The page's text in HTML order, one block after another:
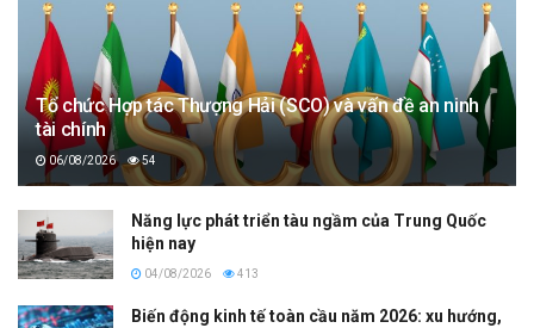
Tổ chức Hợp tác Thượng Hải (SCO) và vấn đề an ninh
tài chính
06/08/2026 54
Năng lực phát triển tàu ngầm của Trung Quốc
hiện nay
04/08/2026 413
Biến động kinh tế toàn cầu năm 2026: xu hướng,